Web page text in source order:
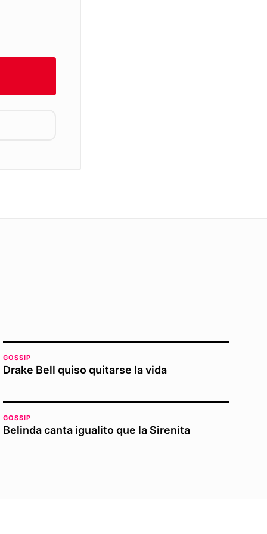
GOSSIP
Drake Bell quiso quitarse la vida
GOSSIP
Belinda canta igualito que la Sirenita